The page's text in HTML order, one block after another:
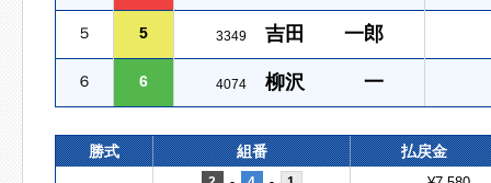
５ 5 3349 吉田 一郎
６ 6 4074 柳沢 一
勝式 組番 払戻金